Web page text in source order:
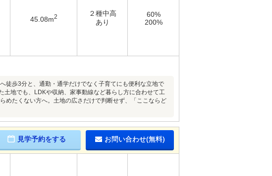
45.08m2
２種中高
あり
60%
200%
徒歩3分と、通勤・通学だけでなく子育てにも便利な立地で
地でも、LDKや収納、家事動線など暮らし方に合わせて工
めたくない方へ。土地の広さだけで判断せず、「ここならど
見学予約をする お問い合わせ(無料)